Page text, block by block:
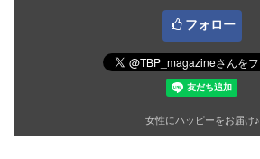
フォロー
女性にハッピーをお届け♪